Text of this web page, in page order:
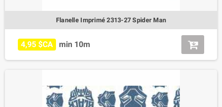
Flanelle Imprimé 2313-27 Spider Man
4,95 $CA min 10m